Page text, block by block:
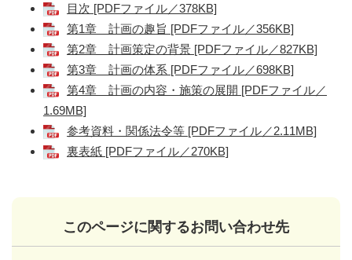
目次 [PDFファイル／378KB]
第1章 計画の趣旨 [PDFファイル／356KB]
第2章 計画策定の背景 [PDFファイル／827KB]
第3章 計画の体系 [PDFファイル／698KB]
第4章 計画の内容・施策の展開 [PDFファイル／
1.69MB]
参考資料・関係法令等 [PDFファイル／2.11MB]
裏表紙 [PDFファイル／270KB]
このページに関するお問い合わせ先